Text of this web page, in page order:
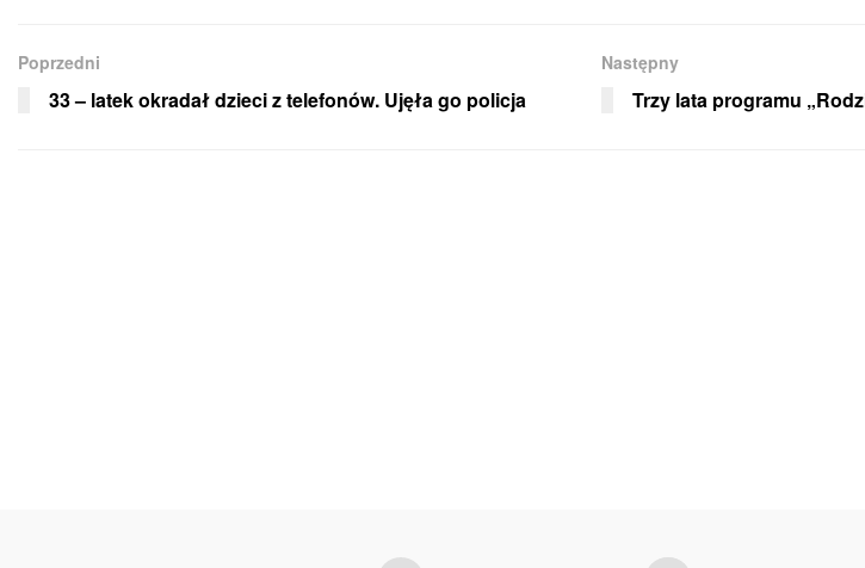
Poprzedni
33 – latek okradał dzieci z telefonów. Ujęła go policja
Następny
Trzy lata programu